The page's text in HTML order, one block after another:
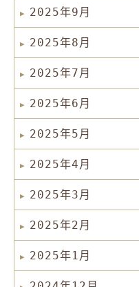
2025年9月
2025年8月
2025年7月
2025年6月
2025年5月
2025年4月
2025年3月
2025年2月
2025年1月